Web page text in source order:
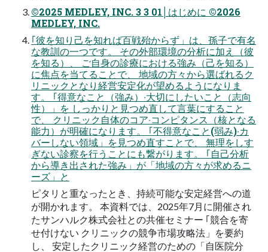
©2025 MEDLEY, INC. 3 3 01│はじめに ©2026
MEDLEY, INC.
｢彼を知り⼰を知れば百戦殆からず」は、孫⼦で有名
な教訓の⼀つです。 その外部環境の分析に加え（彼
を知る）、 ご⾃⾝の診療における強み（⼰を知る）
に焦点を当てることで、 地域の⽅々から選ばれるク
リニックとなり経営安定化が望めるようになりま
す。 ｢得意なこと（強み）‧⼤切にしたいこと（志向
性）」を しっかりと⾒つめ直して⾔葉にすること
で、 クリニック⾃体のコア‧コンピタンス（核となる
能⼒）が明確になります。 ｢不得意なこと(弱み)‧カ
バーしない領域」を⾒つめ直すことで、 無理をしす
ぎない診察を⾏うことにも繋がります。 ｢⾃⼰分析
から導き出された強み」が「地域の⽅々が求めるニ
ーズ」と
ピタリと重なったとき、持続可能な安定経営への道
が開かれます。 本資料では、2025年7⽉に開催され
たサンハルク株式会社との共催セミナー ｢競合を寄
せ付けない クリニックの競争市場攻略法」を要約
し、 安定したクリニック経営のための「⾃医院分